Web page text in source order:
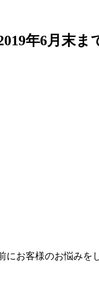
年6月末ま
お客様のお悩みを